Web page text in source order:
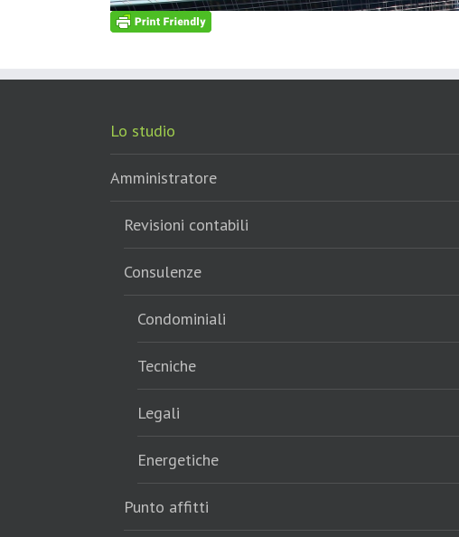
Lo studio
Amministratore
Revisioni contabili
Consulenze
Condominiali
Tecniche
Legali
Energetiche
Punto affitti